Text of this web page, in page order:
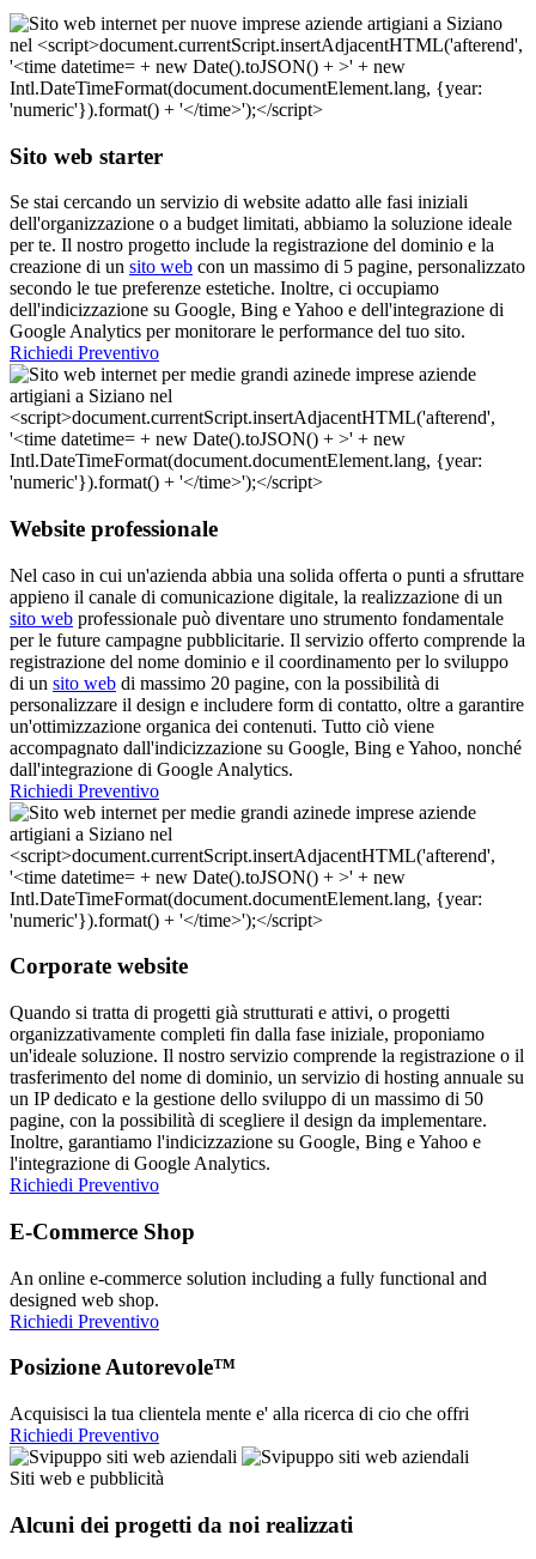
Sito web starter
Se stai cercando un servizio di website adatto alle fasi iniziali
dell'organizzazione o a budget limitati, abbiamo la soluzione ideale
per te. Il nostro progetto include la registrazione del dominio e la
creazione di un sito web con un massimo di 5 pagine, personalizzato
secondo le tue preferenze estetiche. Inoltre, ci occupiamo
dell'indicizzazione su Google, Bing e Yahoo e dell'integrazione di
Google Analytics per monitorare le performance del tuo sito.
Richiedi Preventivo
Website professionale
Nel caso in cui un'azienda abbia una solida offerta o punti a sfruttare
appieno il canale di comunicazione digitale, la realizzazione di un
sito web professionale può diventare uno strumento fondamentale
per le future campagne pubblicitarie. Il servizio offerto comprende la
registrazione del nome dominio e il coordinamento per lo sviluppo
di un sito web di massimo 20 pagine, con la possibilità di
personalizzare il design e includere form di contatto, oltre a garantire
un'ottimizzazione organica dei contenuti. Tutto ciò viene
accompagnato dall'indicizzazione su Google, Bing e Yahoo, nonché
dall'integrazione di Google Analytics.
Richiedi Preventivo
Corporate website
Quando si tratta di progetti già strutturati e attivi, o progetti
organizzativamente completi fin dalla fase iniziale, proponiamo
un'ideale soluzione. Il nostro servizio comprende la registrazione o il
trasferimento del nome di dominio, un servizio di hosting annuale su
un IP dedicato e la gestione dello sviluppo di un massimo di 50
pagine, con la possibilità di scegliere il design da implementare.
Inoltre, garantiamo l'indicizzazione su Google, Bing e Yahoo e
l'integrazione di Google Analytics.
Richiedi Preventivo
E-Commerce Shop
An online e-commerce solution including a fully functional and
designed web shop.
Richiedi Preventivo
Posizione Autorevole™
Acquisisci la tua clientela mente e' alla ricerca di cio che offri
Richiedi Preventivo
Siti web e pubblicità
Alcuni dei progetti da noi realizzati